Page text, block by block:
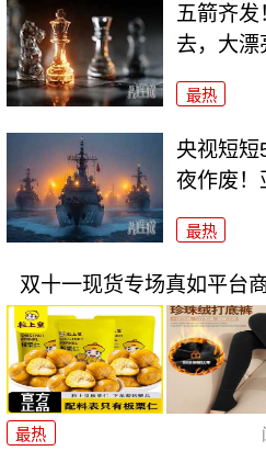
五箭齐
去，大漂
最热
央视短
夜作废！
最热
双十一现货专场真如平台
最热